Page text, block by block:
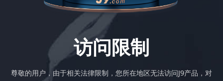
访问限制
尊敬的用户，由于相关法律限制，您所在地区无法访问J9产品，对